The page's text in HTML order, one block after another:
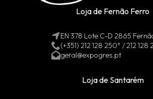
Loja de Fernão Ferro
EN 378 Lote C-D 2865
(+351) 212 128 250* / 212 128
geral@expogres.pt
Loja de Santarém